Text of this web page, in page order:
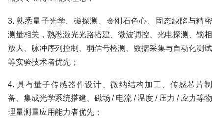
3. 熟悉量子光学、磁探测、金刚石色心、固态缺陷与精密
测量相关，熟悉激光光路搭建、微波调控、光电探测、锁相
放大、脉冲序列控制、弱信号检测、数据采集与自动化测试
等实验技术者优先；
4. 具有量子传感器件设计、微纳结构加工、传感芯片制
备、集成光学系统搭建、磁场 / 电流 / 温度 / 压力 / 应力等物
理量测量应用能力者优先；